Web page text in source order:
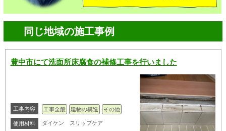
同じ地域の施工事例
豊中市にて洗面所床腐食の補修工事を行いました
工事内容 工事全般 建物の構造 その他
使用材料 ダイケン スリップケア